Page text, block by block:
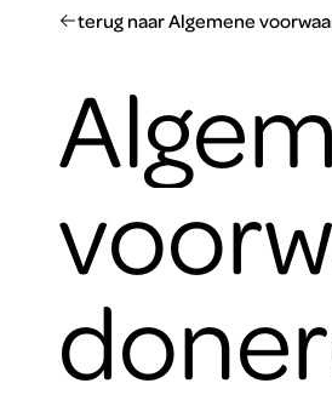
terug naar Algemene